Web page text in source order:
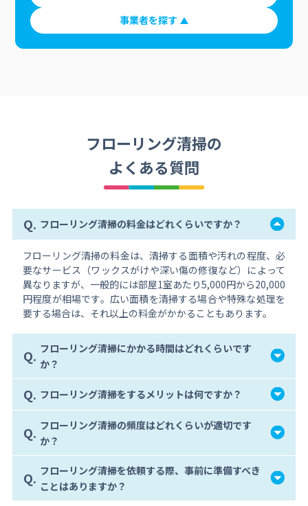
事業者を探す
フローリング清掃の
よくある質問
Q. フローリング清掃の料金はどれくらいですか？
フローリング清掃の料金は、清掃する面積や汚れの程度、必
要なサービス（ワックスがけや深い傷の修復など）によって
異なりますが、一般的には部屋1室あたり5,000円から20,000
円程度が相場です。広い面積を清掃する場合や特殊な処理を
要する場合は、それ以上の料金がかかることもあります。
Q. フローリング清掃にかかる時間はどれくらいです
か？
Q. フローリング清掃をするメリットは何ですか？
Q. フローリング清掃の頻度はどれくらいが適切です
か？
Q. フローリング清掃を依頼する際、事前に準備すべき
ことはありますか？